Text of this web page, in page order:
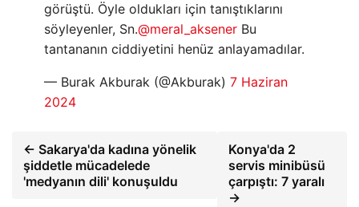
görüştü. Öyle oldukları için tanıştıklarını
söyleyenler, Sn.@meral_aksener Bu
tantananın ciddiyetini henüz anlayamadılar.
— Burak Akburak (@Akburak) 7 Haziran
2024
← Sakarya'da kadına yönelik
şiddetle mücadelede
'medyanın dili' konuşuldu
Konya'da 2
servis minibüsü
çarpıştı: 7 yaralı
→